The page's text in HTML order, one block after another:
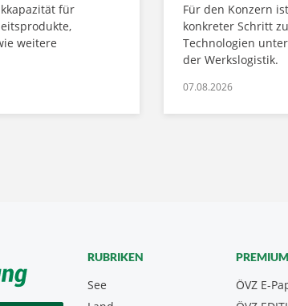
für
weitere
Für den Konzern
konkreter Schritt
Technologien
der Werkslogistik.
07.08.2026
RUBRIKEN
See
PREMIUM
ÖVZ E-